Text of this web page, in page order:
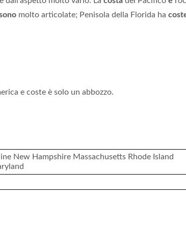
molto articolate; Penisola della Florida ha
e coste è solo un abbozzo.
New Hampshire Massachusetts Rhode Island